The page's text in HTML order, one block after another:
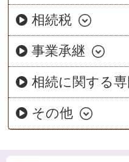
相続税
事業承継
相続に関する
その他